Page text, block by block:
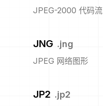
JPEG-2000 代码流
JNG .jng
JPEG 网络图形
JP2 .jp2